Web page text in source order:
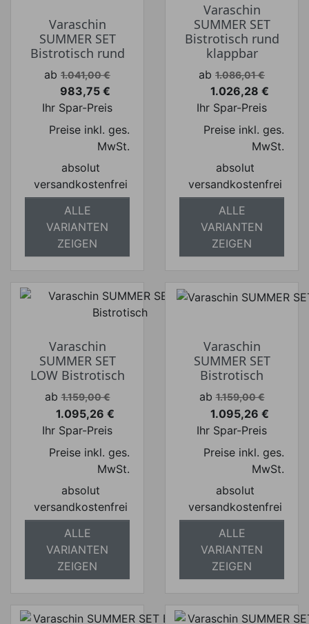
Varaschin
SUMMER SET
Bistrotisch rund
Verkaufspreis
ab 1.041,00 €
Preis
983,75 €
Ihr Spar-Preis
Preise inkl. ges.
MwSt.
absolut
versandkostenfrei
ALLE
VARIANTEN
ZEIGEN
Varaschin
SUMMER SET
Bistrotisch rund
klappbar
Verkaufspreis
ab 1.086,01 €
Preis
1.026,28 €
Ihr Spar-Preis
Preise inkl. ges.
MwSt.
absolut
versandkostenfrei
ALLE
VARIANTEN
ZEIGEN
Varaschin
SUMMER SET
LOW Bistrotisch
Verkaufspreis
ab 1.159,00 €
Preis
1.095,26 €
Ihr Spar-Preis
Preise inkl. ges.
MwSt.
absolut
versandkostenfrei
ALLE
VARIANTEN
ZEIGEN
Varaschin
SUMMER SET
Bistrotisch
Verkaufspreis
ab 1.159,00 €
Preis
1.095,26 €
Ihr Spar-Preis
Preise inkl. ges.
MwSt.
absolut
versandkostenfrei
ALLE
VARIANTEN
ZEIGEN